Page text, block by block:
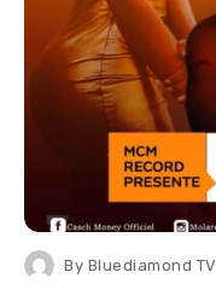
By Bluediamond TV